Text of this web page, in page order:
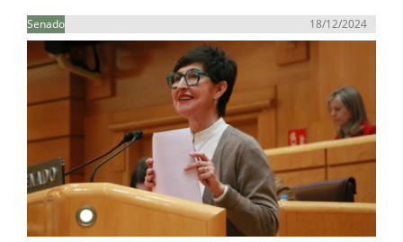
Senado 18/12/2024